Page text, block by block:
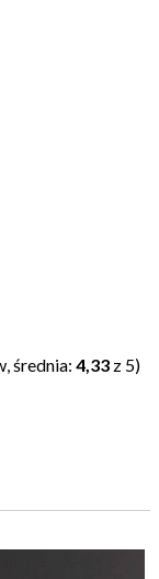
średnia: 4,33 z 5)